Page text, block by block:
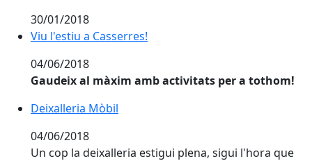
30/01/2018
Viu l'estiu a Casserres!
Viu l'estiu a Casserres!
04/06/2018
Gaudeix al màxim amb activitats per a tothom!
Deixalleria Mòbil
04/06/2018
Un cop la deixalleria estigui plena, sigui l'hora que